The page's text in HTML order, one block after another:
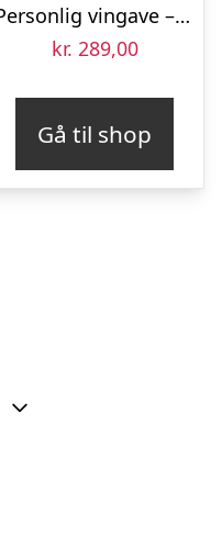
Personlig vingave – Oude Kaap – Rød & Hvid – Trækasse
kr. 289,00
Gå til shop